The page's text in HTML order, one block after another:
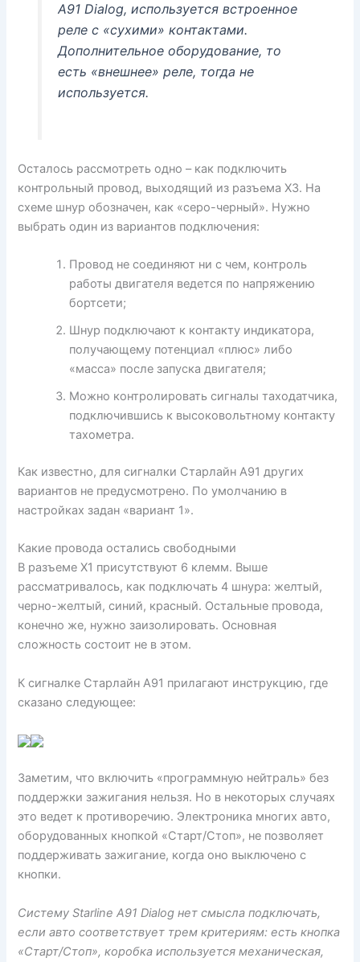
A91 Dialog, используется встроенное
реле с «сухими» контактами.
Дополнительное оборудование, то
есть «внешнее» реле, тогда не
используется.
Осталось рассмотреть одно – как подключить
контрольный провод, выходящий из разъема X3. На
схеме шнур обозначен, как «серо-черный». Нужно
выбрать один из вариантов подключения:
Провод не соединяют ни с чем, контроль
работы двигателя ведется по напряжению
бортсети;
Шнур подключают к контакту индикатора,
получающему потенциал «плюс» либо
«масса» после запуска двигателя;
Можно контролировать сигналы таходатчика,
подключившись к высоковольтному контакту
тахометра.
Как известно, для сигналки Старлайн А91 других
вариантов не предусмотрено. По умолчанию в
настройках задан «вариант 1».
Какие провода остались свободными
В разъеме X1 присутствуют 6 клемм. Выше
рассматривалось, как подключать 4 шнура: желтый,
черно-желтый, синий, красный. Остальные провода,
конечно же, нужно заизолировать. Основная
сложность состоит не в этом.
К сигналке Старлайн А91 прилагают инструкцию, где
сказано следующее:
Заметим, что включить «программную нейтраль» без
поддержки зажигания нельзя. Но в некоторых случаях
это ведет к противоречию. Электроника многих авто,
оборудованных кнопкой «Старт/Стоп», не позволяет
поддерживать зажигание, когда оно выключено с
кнопки.
Систему Starline A91 Dialog нет смысла подключать,
если авто соответствует трем критериям: есть кнопка
«Старт/Стоп», коробка используется механическая,